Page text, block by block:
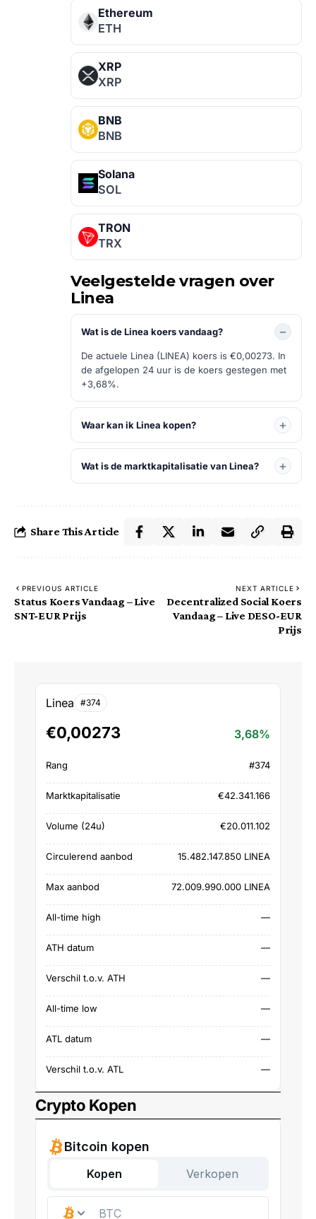
Ethereum
ETH
XRP
XRP
BNB
BNB
Solana
SOL
TRON
TRX
Veelgestelde vragen over
Linea
Wat is de Linea koers vandaag?
De actuele Linea (LINEA) koers is €0,00273. In
de afgelopen 24 uur is de koers gestegen met
+3,68%.
Waar kan ik Linea kopen?
Wat is de marktkapitalisatie van Linea?
Share This Article
PREVIOUS ARTICLE
Status Koers Vandaag – Live
SNT-EUR Prijs
NEXT ARTICLE
Decentralized Social Koers
Vandaag – Live DESO-EUR
Prijs
Linea #374
€0,00273 3,68%
Rang #374
Marktkapitalisatie €42.341.166
Volume (24u) €20.011.102
Circulerend aanbod 15.482.147.850 LINEA
Max aanbod 72.009.990.000 LINEA
All-time high —
ATH datum —
Verschil t.o.v. ATH —
All-time low —
ATL datum —
Verschil t.o.v. ATL —
Crypto Kopen